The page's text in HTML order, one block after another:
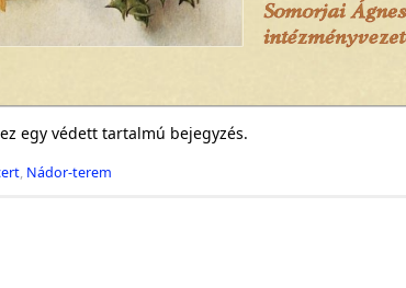
egy védett tartalmú bejegyzés.
, Nádor-terem